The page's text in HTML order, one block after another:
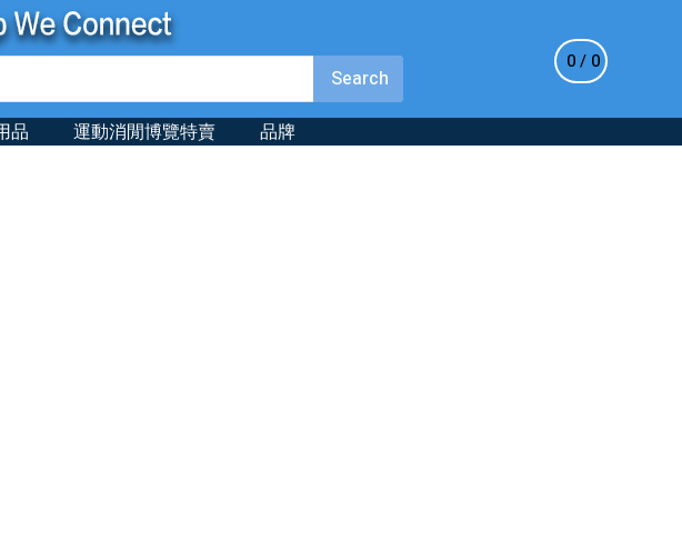
0 0
品 運動消閒博覽特賣 品牌